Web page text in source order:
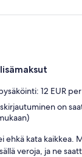
12 EUR
on
ehkä kata kaikkea.
veroja, ja ne